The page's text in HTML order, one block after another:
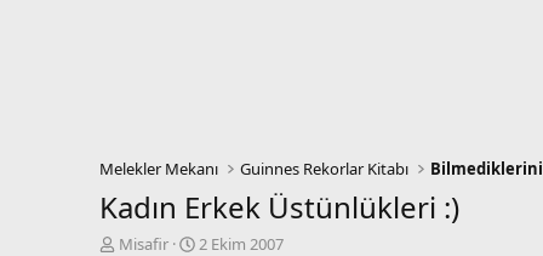
Melekler Mekanı Guinnes Rekorlar Kitabı
Kadın Erkek Üstünlükleri :)
K
Misafir
B
2 Ekim 2007